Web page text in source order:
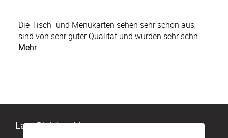
Die Tisch- und Menükarten sehen sehr schön aus,
sind von sehr guter Qualität und wurden sehr schn...
Mehr
Lass Dich inspirieren